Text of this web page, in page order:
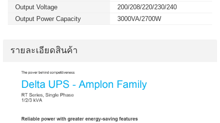
Output Voltage
200/208/220/230/240
Output Power Capacity
3000VA/2700W
รายละเอียดสินค้า